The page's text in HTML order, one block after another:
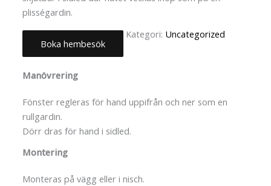
plisségardin.
Boka hembesök
Kategori: Uncategorized
Beskrivning
Manövrering
Fönster regleras för hand uppifrån och ner som en
rullgardin.
Dörr dras för hand i sidled.
Montering
Monteras på vägg eller i nisch.